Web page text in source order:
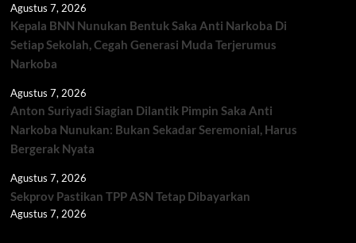
Agustus 7, 2026
Kepala BNN Nunukan Bentuk Saka Anti Narkoba Di
Setiap Sekolah, Cegah Generasi Muda Terjerumus
Narkoba
Agustus 7, 2026
Anton Suriyadi Siagian Dilantik Pimpin Saka Anti
Narkoba Nunukan: Bukan Sekadar Seremonial, Harus
Bergerak Nyata
Agustus 7, 2026
Sekprov Pastikan TPP ASN Tetap Dibayarkan
Agustus 7, 2026